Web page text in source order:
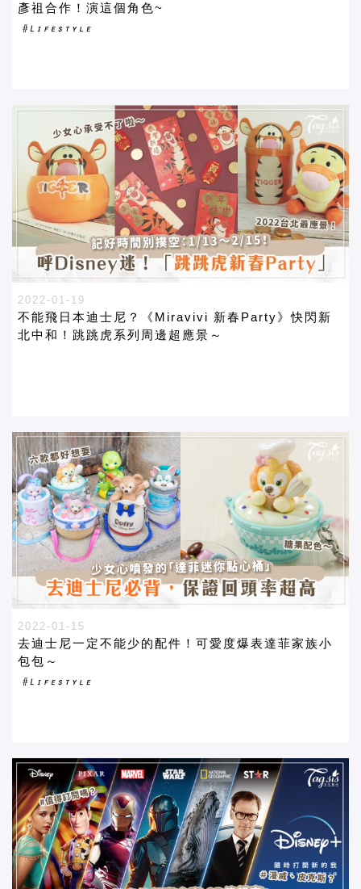
彥祖合作！演這個角色~
2022-01-19
不能飛日本迪士尼？《Miravivi 新春Party》快閃新
北中和！跳跳虎系列周邊超應景～
2022-01-15
去迪士尼一定不能少的配件！可愛度爆表達菲家族小
包包～